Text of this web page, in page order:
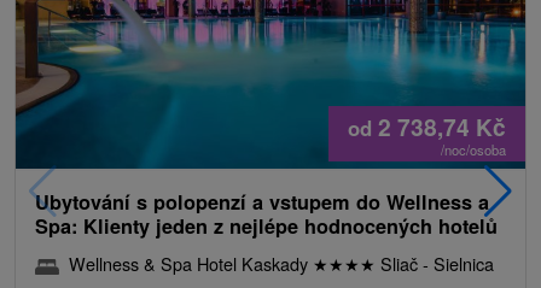
od 2 738,74 Kč
/noc/osoba
Ubytování s polopenzí a vstupem do Wellness a
Spa: Klienty jeden z nejlépe hodnocených hotelů
Wellness & Spa Hotel Kaskady ★★★★ Sliač - Sielnica